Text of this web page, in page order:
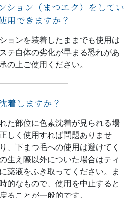
ション（まつエク）をしてい
用できますか？
ョンを装着したままでも使用は
テ自体の劣化が早まる恐れがあ
の上ご使用ください。
着しますか？
た部位に色素沈着が見られる場
しく使用すれば問題ありませ
、下まつ毛への使用は避けてく
生え際以外についた場合はティ
薬液をふき取ってください。ま
的なもので、使用を中止すると
ることが一般的です。